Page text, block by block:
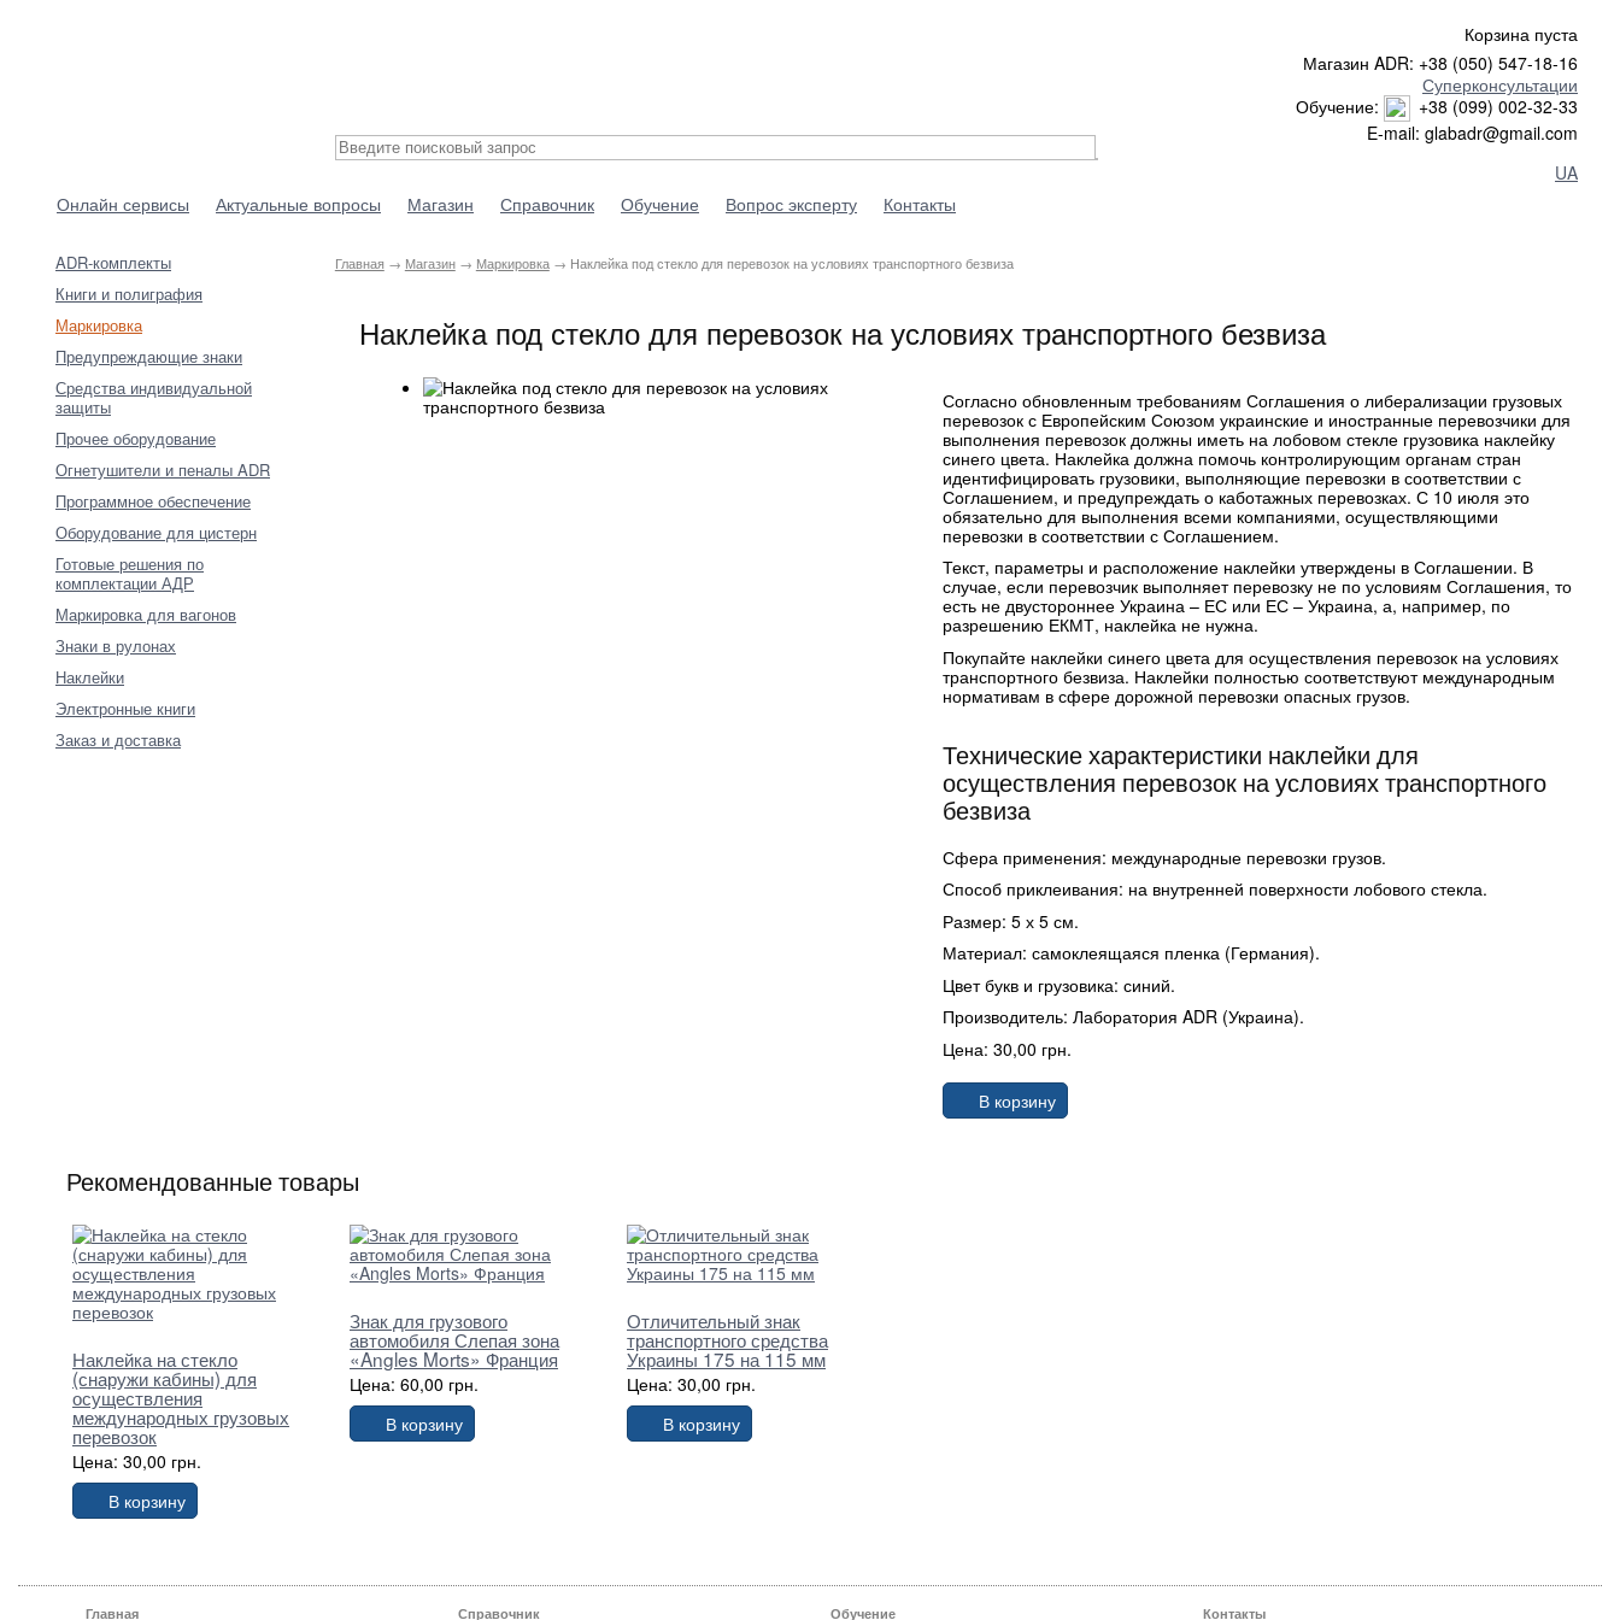
Магазин ADR: +38 (050) 547-18-16
Суперконсультации
Обучение:
+38 (099) 002-32-33
E-mail: glabadr@gmail.com
UA
Онлайн сервисы
Актуальные вопросы Магазин Справочник Обучение Вопрос эксперту Контакты
Корзина пуста
ADR-комплекты
Книги и полиграфия
Маркировка
Предупреждающие знаки
Средства индивидуальной
защиты
Прочее оборудование
Огнетушители и пеналы ADR
Программное обеспечение
Оборудование для цистерн
Готовые решения по
комплектации АДР
Маркировка для вагонов
Знаки в рулонах
Наклейки
Электронные книги
Заказ и доставка
Главная→ Магазин→ Маркировка→ Наклейка под стекло для перевозок на условиях транспортного безвиза
Наклейка под стекло для перевозок на условиях транспортного безвиза
Согласно обновленным требованиям Соглашения о либерализации грузовых
перевозок с Европейским Союзом украинские и иностранные перевозчики для
выполнения перевозок должны иметь на лобовом стекле грузовика наклейку
синего цвета. Наклейка должна помочь контролирующим органам стран
идентифицировать грузовики, выполняющие перевозки в соответствии с
Соглашением, и предупреждать о каботажных перевозках. С 10 июля это
обязательно для выполнения всеми компаниями, осуществляющими
перевозки в соответствии с Соглашением.
Текст, параметры и расположение наклейки утверждены в Соглашении. В
случае, если перевозчик выполняет перевозку не по условиям Соглашения, то
есть не двустороннее Украина – ЕС или ЕС – Украина, а, например, по
разрешению ЕКМТ, наклейка не нужна.
Покупайте наклейки синего цвета для осуществления перевозок на условиях
транспортного безвиза. Наклейки полностью соответствуют международным
нормативам в сфере дорожной перевозки опасных грузов.
Технические характеристики наклейки для
осуществления перевозок на условиях транспортного
безвиза
Сфера применения: международные перевозки грузов.
Способ приклеивания: на внутренней поверхности лобового стекла.
Размер: 5 х 5 см.
Материал: самоклеящаяся пленка (Германия).
Цвет букв и грузовика: синий.
Производитель: Лаборатория ADR (Украина).
Цена: 30,00 грн.
В корзину
Рекомендованные товары
Наклейка на стекло
(снаружи кабины) для
осуществления
международных грузовых
перевозок
Цена: 30,00 грн.
В корзину
Знак для грузового
автомобиля Слепая зона
«Angles Morts» Франция
Цена: 60,00 грн.
В корзину
Отличительный знак
транспортного средства
Украины 175 на 115 мм
Цена: 30,00 грн.
В корзину
Главная Справочник Обучение Контакты